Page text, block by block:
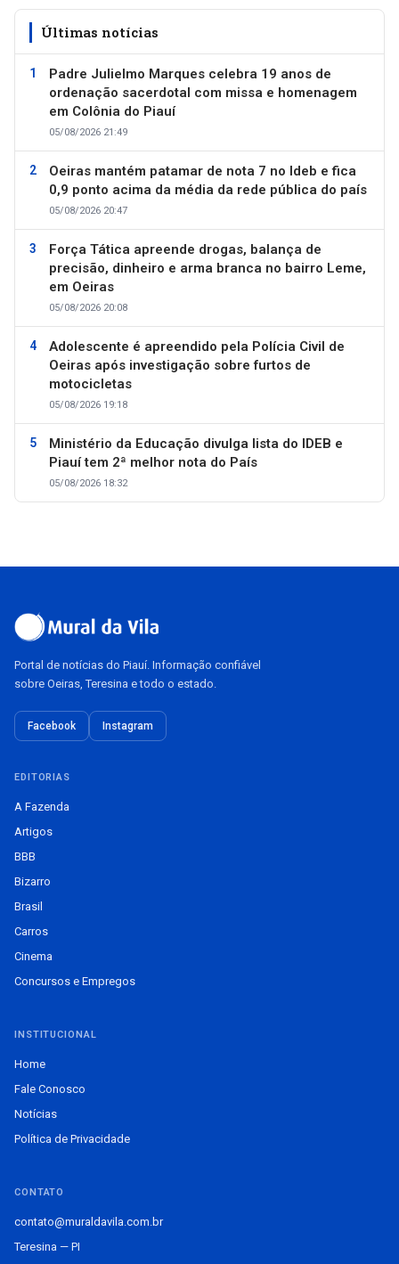
Últimas notícias
Padre Julielmo Marques celebra 19 anos de
ordenação sacerdotal com missa e homenagem
em Colônia do Piauí
05/08/2026 21:49
Oeiras mantém patamar de nota 7 no Ideb e fica
0,9 ponto acima da média da rede pública do país
05/08/2026 20:47
Força Tática apreende drogas, balança de
precisão, dinheiro e arma branca no bairro Leme,
em Oeiras
05/08/2026 20:08
Adolescente é apreendido pela Polícia Civil de
Oeiras após investigação sobre furtos de
motocicletas
05/08/2026 19:18
Ministério da Educação divulga lista do IDEB e
Piauí tem 2ª melhor nota do País
05/08/2026 18:32
Portal de notícias do Piauí. Informação confiável
sobre Oeiras, Teresina e todo o estado.
Facebook Instagram
EDITORIAS
A Fazenda
Artigos
BBB
Bizarro
Brasil
Carros
Cinema
Concursos e Empregos
INSTITUCIONAL
Home
Fale Conosco
Notícias
Política de Privacidade
CONTATO
contato@muraldavila.com.br
Teresina — PI